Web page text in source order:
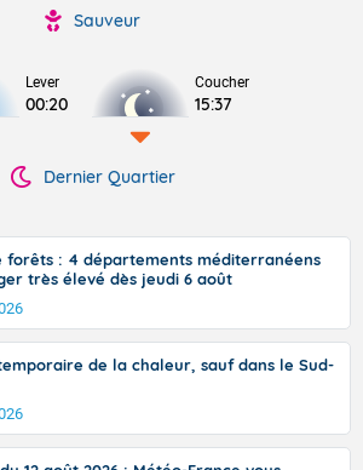
Sauveur
Lever
00:20
Coucher
15:37
Dernier Quartier
forêts : 4 départements méditerranéens
très élevé dès jeudi 6 août
de la chaleur, sauf dans le Sud-